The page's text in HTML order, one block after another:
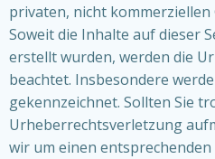
privaten, nicht
Soweit die Inhalte auf dieser
erstellt wurden, werden die
beachtet. Insbesondere
gekennzeichnet. Sollten Sie
Urheberrechtsverletzung
wir um einen entsprechenden